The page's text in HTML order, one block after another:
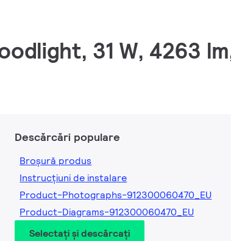
31 W, 4263
Descărcări populare
Broșură produs
Instrucțiuni de instalare
Product-Photographs-912300060470_EU
Product-Diagrams-912300060470_EU
Selectați și descărcați